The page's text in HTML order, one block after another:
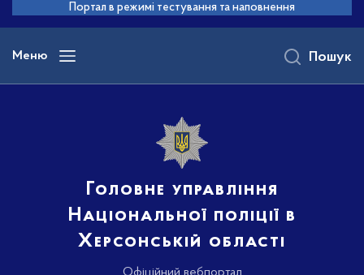
основного
вмісту
Портал в режимі тестування та наповнення
Меню
Головне управління
Національної поліції в
Херсонській області
Пошук